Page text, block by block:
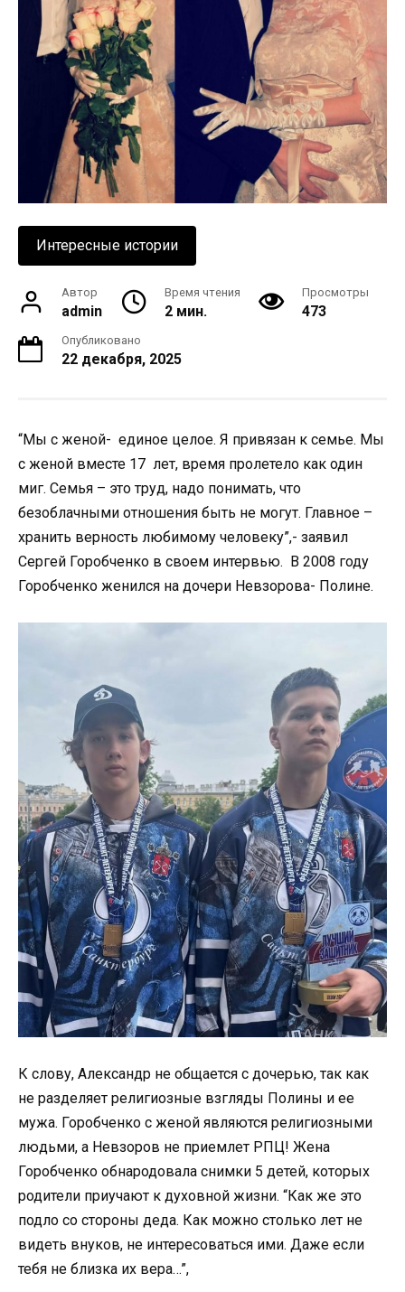
Интересные истории
Автор
admin
Время чтения
2 мин.
Просмотры
473
Опубликовано
22 декабря, 2025
“Мы с женой- единое целое. Я привязан к семье. Мы
с женой вместе 17 лет, время пролетело как один
миг. Семья – это труд, надо понимать, что
безоблачными отношения быть не могут. Главное –
хранить верность любимому человеку”,- заявил
Сергей Горобченко в своем интервью. В 2008 году
Горобченко женился на дочери Невзорова- Полине.
К слову, Александр не общается с дочерью, так как
не разделяет религиозные взгляды Полины и ее
мужа. Горобченко с женой являются религиозными
людьми, а Невзоров не приемлет РПЦ! Жена
Горобченко обнародовала снимки 5 детей, которых
родители приучают к духовной жизни. “Как же это
подло со стороны деда. Как можно столько лет не
видеть внуков, не интересоваться ими. Даже если
тебя не близка их вера…”,